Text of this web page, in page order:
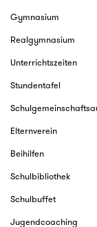
Gymnasium
Realgymnasium
Unterrichtszeiten
Stundentafel
Elternverein
Beihilfen
Schulbibliothek
Schulbuffet
Jugendcoaching